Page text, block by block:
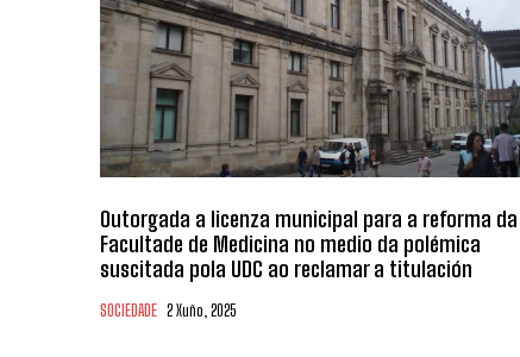
Outorgada a licenza municipal para a reforma da
Facultade de Medicina no medio da polémica
suscitada pola UDC ao reclamar a titulación
SOCIEDADE 2 Xuño, 2025